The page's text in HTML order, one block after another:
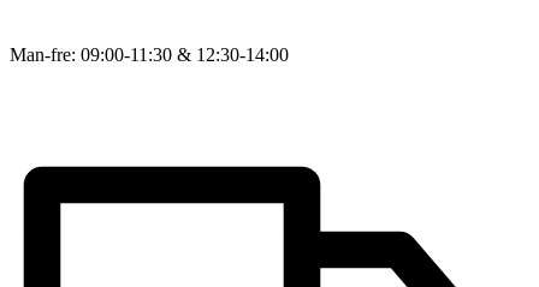
Man-fre: 09:00-11:30 & 12:30-14:00